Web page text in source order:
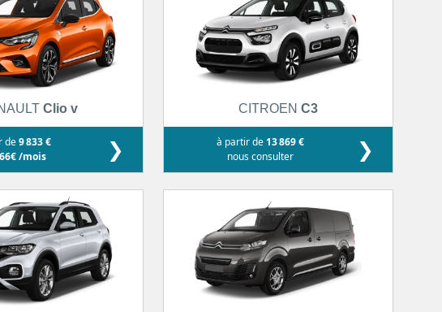
Clio v
de9 833 €
/mois ❯
CITROEN C3
à partir de 13 869 €
nous consulter
❯